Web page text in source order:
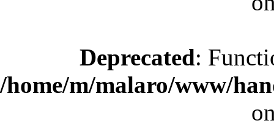
Deprecated:
/home/m/malaro/www/